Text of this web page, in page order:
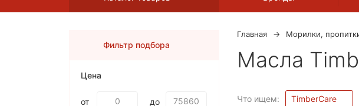
Главная Морилки,
Масла
Что ищем: TimberCare
Фильтр подбора
Цена
от до